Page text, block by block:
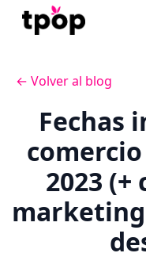
← Volver al blog
Fechas
2023
marketing